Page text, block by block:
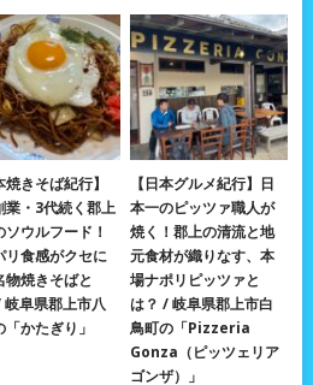
焼きそば紀行】
業・3代続く郡上
ソウルフード！
リ食感がクセに
物焼きそばと
岐阜県郡上市八
「かたぎり」
【日本グルメ紀行】日
本一のピッツァ職人が
焼く！郡上の清流と地
元食材が織りなす、本
場ナポリピッツァと
は？ / 岐阜県郡上市白
鳥町の「Pizzeria
Gonza（ピッツェリア
ゴンザ）」